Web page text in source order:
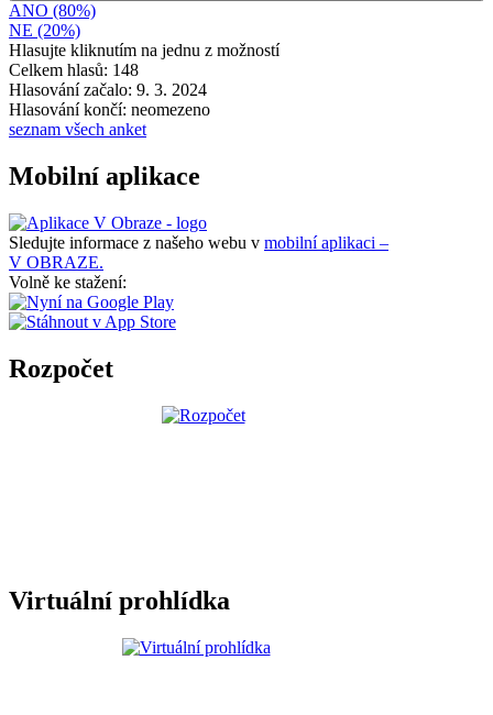
ANO (80%)
NE (20%)
Hlasujte kliknutím na jednu z možností
Celkem hlasů: 148
Hlasování začalo: 9. 3. 2024
Hlasování končí: neomezeno
seznam všech anket
Mobilní aplikace
Sledujte informace z našeho webu v mobilní aplikaci –
V OBRAZE.
Volně ke stažení:
Rozpočet
Virtuální prohlídka